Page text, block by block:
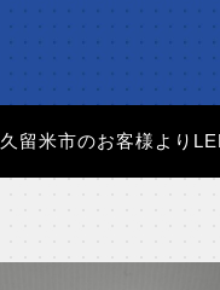
久留米市のお客様より